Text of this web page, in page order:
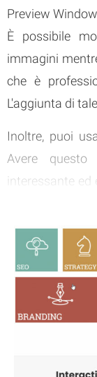
Preview
È possibile
immagini
che è
L'aggiunta di
Inoltre, puoi
Avere
interessante
grande in